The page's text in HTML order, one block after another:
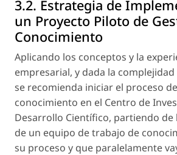
3.2. Estrategia de
un Proyecto Piloto de
Conocimiento
Aplicando los conceptos y la
empresarial, y dada la
se recomienda iniciar el proceso
conocimiento en el Centro de
Desarrollo Científico, partiendo
de un equipo de trabajo de
su proceso y que paralelamente